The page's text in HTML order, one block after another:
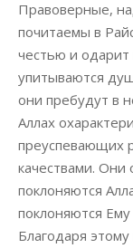
Правоверные,
почитаемы в
честью и
упитываются
они пребудут в
Аллах
преуспевающих
качествами.
поклоняются
поклоняются
Благодаря